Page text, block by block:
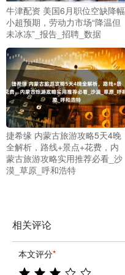
牛津配资 美国6月职位空缺降幅
小超预期，劳动力市场“降温但
未冰冻”_报告_招聘_数据
捷希缘 内蒙古旅游攻略5天4晚
全解析，路线+景点+花费，内
蒙古旅游攻略实用推荐必看_沙
漠_草原_呼和浩特
相关评论
本文评分*